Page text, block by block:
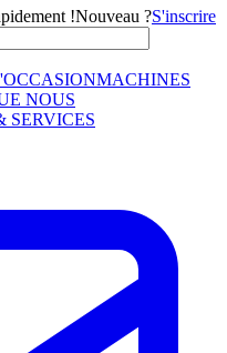
!Nouveau ?S'inscrire
MACHINES
NOUS
SERVICES